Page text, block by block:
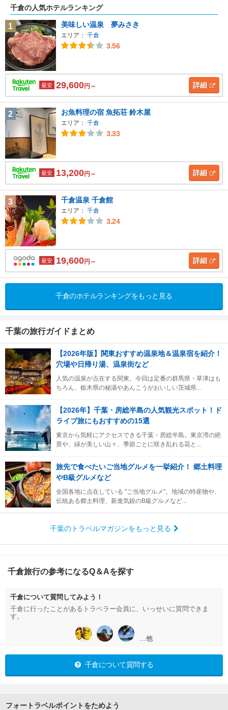
千倉の人気ホテルランキング
1 美味しい温泉 夢みさき
エリア： 千倉
3.56
最安 29,600円～ 詳細
2 お魚料理の宿 魚拓荘 鈴木屋
エリア： 千倉
3.33
最安 13,200円～ 詳細
3 千倉温泉 千倉館
エリア： 千倉
3.24
最安 19,600円～ 詳細
千倉のホテルランキングをもっと見る
千葉の旅行ガイドまとめ
【2026年版】関東おすすめ温泉地＆温泉宿を紹介！
穴場や日帰り湯、温泉街など
人気の温泉が点在する関東。今回は定番の群馬県・草津はも
ちろん、栃木県の秘湯やあんこうがおいしい茨城県...
【2026年】千葉・房総半島の人気観光スポット！ド
ライブ旅にもおすすめの15選
東京から気軽にアクセスできる千葉・房総半島。東京湾の絶
景や、緑が美しい山々、季節ごとに咲き乱れる花と...
旅先で食べたいご当地グルメを一挙紹介！ 郷土料理
やB級グルメなど
全国各地に点在している "ご当地グルメ"。地域の特産物や、
伝統ある郷土料理、新進気鋭のB級グルメなど...
千葉のトラベルマガジンをもっと見る
千倉旅行の参考になるQ＆Aを探す
千倉について質問してみよう！
千倉に行ったことがあるトラベラー会員に、いっせいに質問できま
す。
…他
千倉について質問する
フォートラベルポイントをためよう